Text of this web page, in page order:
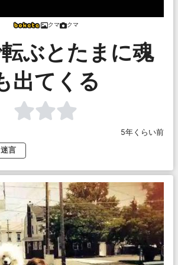
クマ クマ
ぶとたまに魂
出てくる
5年くらい前
迷言